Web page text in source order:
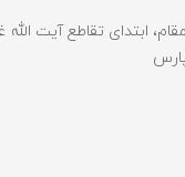
مقام، ابتدای تقاطع آیت